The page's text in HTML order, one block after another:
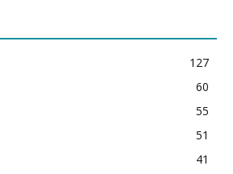
127
60
55
51
41